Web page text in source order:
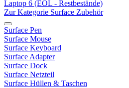
Laptop 6 (EOL - Restbestände)
Zur Kategorie Surface Zubehör
Surface Pen
Surface Mouse
Surface Keyboard
Surface Adapter
Surface Dock
Surface Netzteil
Surface Hüllen & Taschen